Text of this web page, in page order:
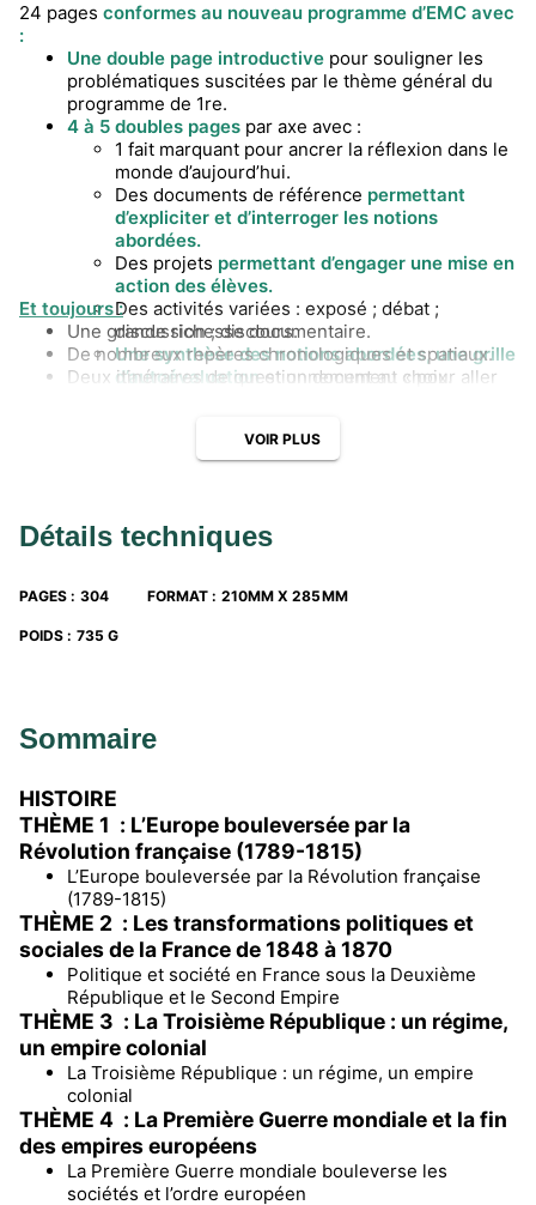
24 pages conformes au nouveau programme d’EMC avec
:
Une double page introductive pour souligner les
problématiques suscitées par le thème général du
programme de 1re.
4 à 5 doubles pages par axe avec :
1 fait marquant pour ancrer la réflexion dans le
monde d’aujourd’hui.
Des documents de référence permettant
d’expliciter et d’interroger les notions
abordées.
Des projets permettant d’engager une mise en
action des élèves.
Des activités variées : exposé ; débat ;
discussion ; discours.
Une synthèse des notions abordées, une grille
d’autoévaluationet un document « pour aller
Et toujours :
Une grande richesse documentaire.
De nombreux repères chronologiques et spatiaux.
Deux itinéraires de questionnement au choix.
VOIR PLUS
Détails techniques
PAGES : 304 FORMAT : 210MM X 285MM
POIDS : 735 G
Sommaire
HISTOIRE
THÈME 1 : L’Europe bouleversée par la
Révolution française (1789-1815)
L’Europe bouleversée par la Révolution française
(1789-1815)
THÈME 2 : Les transformations politiques et
sociales de la France de 1848 à 1870
Politique et société en France sous la Deuxième
République et le Second Empire
THÈME 3 : La Troisième République : un régime,
un empire colonial
La Troisième République : un régime, un empire
colonial
THÈME 4 : La Première Guerre mondiale et la fin
des empires européens
La Première Guerre mondiale bouleverse les
sociétés et l’ordre européen